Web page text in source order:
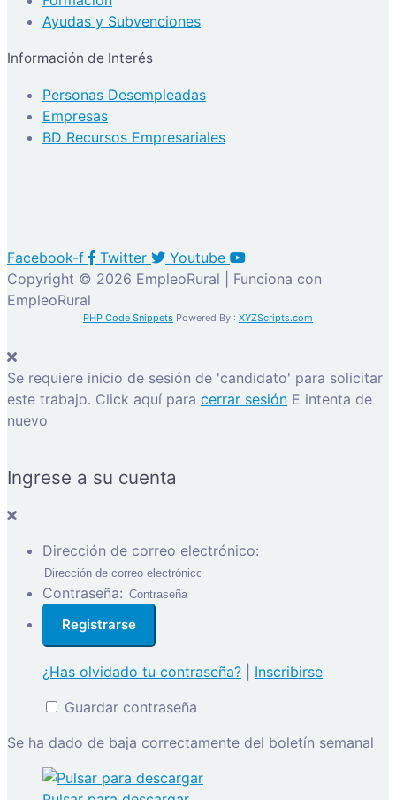
Ayudas y Subvenciones
Información de Interés
Personas Desempleadas
Empresas
BD Recursos Empresariales
Facebook-f Twitter
Youtube
Copyright © 2026 EmpleoRural | Funciona con
EmpleoRural
PHP Code Snippets Powered By : XYZScripts.com
Se requiere inicio de sesión de 'candidato' para solicitar
este trabajo. Click aquí para cerrar sesión E intenta de
nuevo
Ingrese a su cuenta
Dirección de correo electrónico:
Contraseña:
¿Has olvidado tu contraseña?
Inscribirse
Guardar contraseña
Se ha dado de baja correctamente del boletín semanal